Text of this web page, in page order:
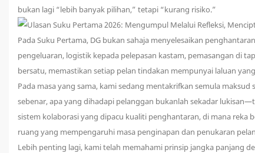
bukan lagi “lebih banyak pilihan,” tetapi “kurang risiko.”
Pada Suku Pertama, DG bukan sahaja menyelesaikan
pengeluaran, logistik kepada pelepasan kastam, pemasangan di
bersatu, memastikan setiap pelan tindakan mempunyai laluan
Pada masa yang sama, kami sedang mentakrifkan semula
sebenar, apa yang dihadapi pelanggan bukanlah sekadar
sistem kolaborasi yang dipacu kualiti penghantaran, di mana
ruang yang mempengaruhi masa penginapan dan penukaran
Lebih penting lagi, kami telah memahami prinsip jangka panjang